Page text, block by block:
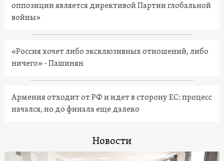
оппозиции является директивой Партии глобальной
войны»
«Россия хочет либо эксклюзивных отношений, либо
ничего» - Пашинян
Армения отходит от РФ и идет в сторону ЕС: процесс
начался, но до финала еще далеко
Новости